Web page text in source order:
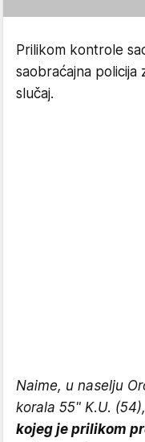
Prilikom kontrole
saobraćajna policija
slučaj.
Naime, u naselju
korala 55" K.U.
kojeg je prilikom